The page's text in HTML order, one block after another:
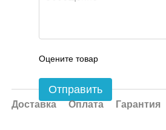
Оцените товар
Отправить
Доставка Оплата Гарантия